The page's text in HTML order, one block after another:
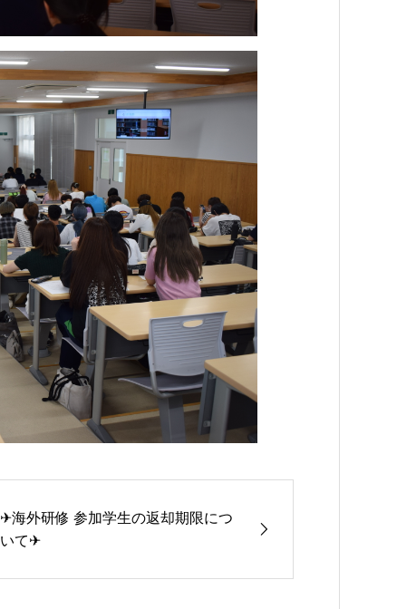
✈海外研修 参加学生の返却期限につ
いて✈